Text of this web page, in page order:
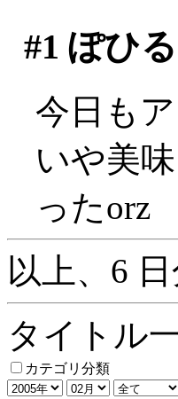
#1 ぽひる
今日も
いや美
ったorz
以上、6 日
タイトル
カテゴリ分類